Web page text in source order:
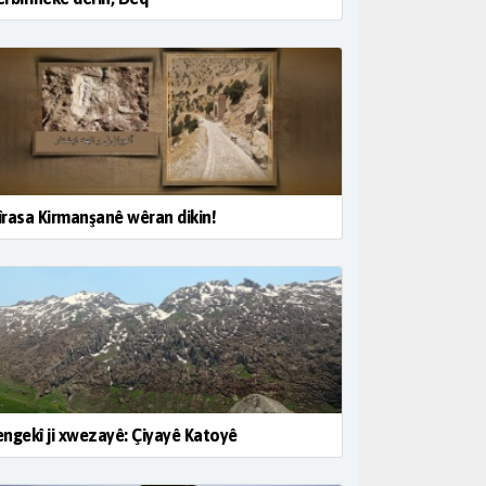
Kirmanşanê wêran dikin!
ji xwezayê: Çiyayê Katoyê